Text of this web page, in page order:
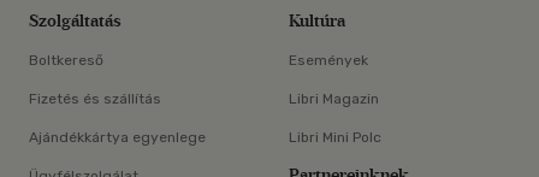
Szolgáltatás
Boltkereső
Fizetés és szállítás
Ajándékkártya egyenlege
Kultúra
Események
Libri Magazin
Libri Mini Polc